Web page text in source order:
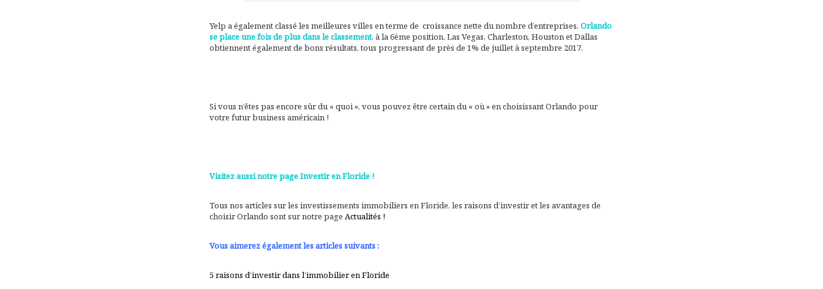
Yelp a également classé les meilleures villes en terme de croissance nette du nombre d’entreprises. Orlando
se place une fois de plus dans le classement, à la 6ème position. Las Vegas, Charleston, Houston et Dallas
obtiennent également de bons résultats, tous progressant de près de 1% de juillet à septembre 2017.
Si vous n’êtes pas encore sûr du « quoi », vous pouvez être certain du « où » en choisissant Orlando pour
votre futur business américain !
Visitez aussi notre page Investir en Floride !
Tous nos articles sur les investissements immobiliers en Floride, les raisons d’investir et les avantages de
choisir Orlando sont sur notre page Actualités !
Vous aimerez également les articles suivants :
5 raisons d’investir dans l’immobilier en Floride